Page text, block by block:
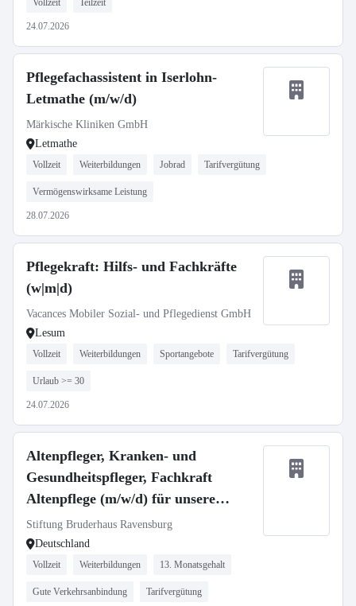
Vollzeit Teilzeit
24.07.2026
Pflegefachassistent in Iserlohn-
Letmathe (m/w/d)
Märkische Kliniken GmbH
Letmathe
Vollzeit Weiterbildungen Jobrad Tarifvergütung
Vermögenswirksame Leistung
28.07.2026
Pflegekraft: Hilfs- und Fachkräfte
(w|m|d)
Vacances Mobiler Sozial- und Pflegedienst GmbH
Lesum
Vollzeit Weiterbildungen Sportangebote Tarifvergütung
Urlaub >= 30
24.07.2026
Altenpfleger, Kranken- und
Gesundheitspfleger, Fachkraft
Altenpflege (m/w/d) für unsere
Häuser in Ravensburg und
Oberhofen gesucht!
Stiftung Bruderhaus Ravensburg
Deutschland
Vollzeit Weiterbildungen 13. Monatsgehalt
Gute Verkehrsanbindung Tarifvergütung